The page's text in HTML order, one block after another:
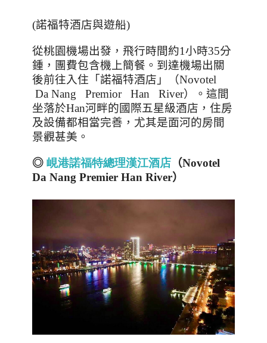
(諾福特酒店與遊船)
從桃園機場出發，飛行時間約1小時35分
鍾，團費包含機上簡餐。到達機場出關
後前往入住「諾福特酒店」（Novotel
Da Nang Premior Han River）。這間
坐落於Han河畔的國際五星級酒店，住房
及設備都相當完善，尤其是面河的房間
景觀甚美。
◎ 峴港諾福特總理漢江酒店 （Novotel
Da Nang Premier Han River）